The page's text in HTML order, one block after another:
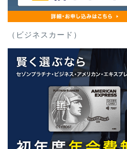
（ビジネスカード）